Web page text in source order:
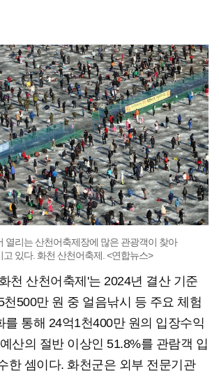
열리는 산천어축제장에 많은 관광객이 찾아
고 있다. 화천 산천어축제. <연합뉴스>
천 산천어축제'는 2024년 결산 기준
천500만 원 중 얼음낚시 등 주요 체험
를 통해 24억1천400만 원의 입장수익
산의 절반 이상인 51.8%를 관람객 입
한 셈이다. 화천군은 외부 전문기관